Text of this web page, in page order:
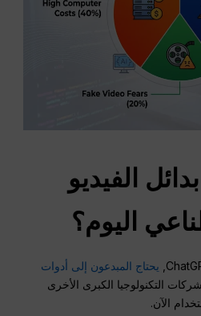
الفيديو
اليوم؟
يحتاج المبدعون إلى أدوات
التكنولوجيا الكبرى الأخرى
الآن.